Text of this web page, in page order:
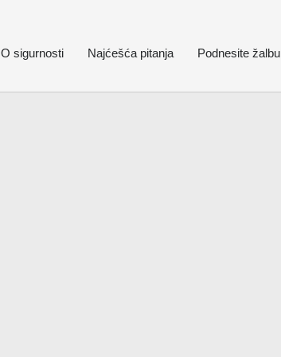
O sigurnosti Najćešća pitanja Podnesite žalbu